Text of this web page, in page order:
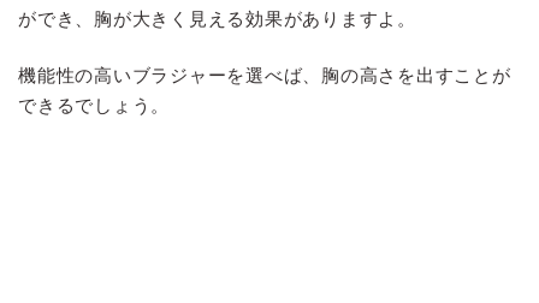
ができ、胸が大きく見える効果がありますよ。
機能性の高いブラジャーを選べば、胸の高さを出すことが
できるでしょう。